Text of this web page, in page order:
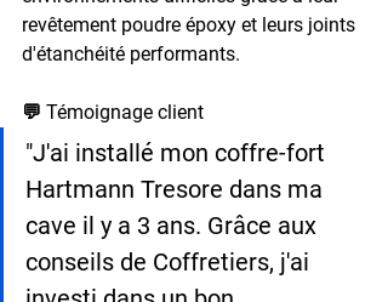
revêtement poudre époxy et leurs joints
d'étanchéité performants.
💬 Témoignage client
"J'ai installé mon coffre-fort
Hartmann Tresore dans ma
cave il y a 3 ans. Grâce aux
conseils de Coffretiers, j'ai